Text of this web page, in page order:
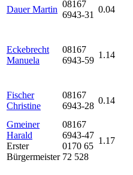
Dauer Martin
08167
6943-31
0.04
Eckebrecht
Manuela
08167
6943-59
1.14
Fischer
Christine
08167
6943-28
0.14
Gmeiner
Harald
Erster
Bürgermeister
08167
6943-47
0170 65
72 528
1.17